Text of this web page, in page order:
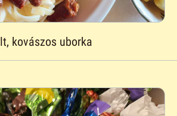
kovászos uborka